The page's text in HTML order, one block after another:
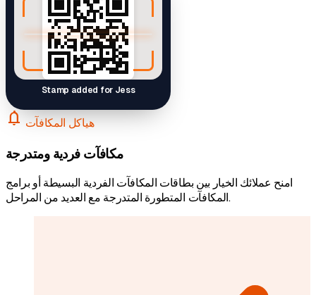
Stamp added for Jess
notifications هياكل المكافآت
مكافآت فردية ومتدرجة
امنح عملائك الخيار بين بطاقات المكافآت الفردية البسيطة أو برامج
المكافآت المتطورة المتدرجة مع العديد من المراحل.